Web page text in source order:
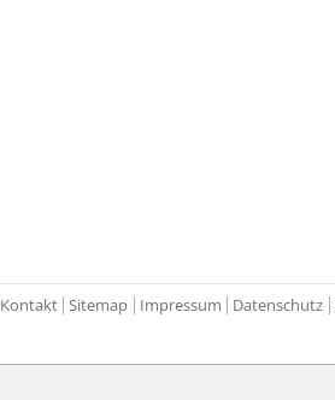
Kontakt Sitemap Impressum Datenschutz